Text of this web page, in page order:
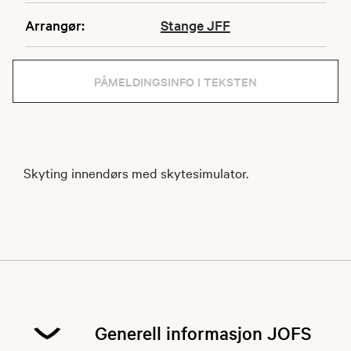
Arrangør: Stange JFF
PÅMELDINGSINFO I TEKSTEN
Skyting innendørs med skytesimulator.
Generell informasjon JOFS